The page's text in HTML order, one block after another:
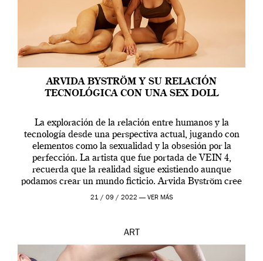
ARVIDA BYSTRÖM Y SU RELACIÓN
TECNOLÓGICA CON UNA SEX DOLL
La exploración de la relación entre humanos y la
tecnología desde una perspectiva actual, jugando con
elementos como la sexualidad y la obsesión por la
perfección. La artista que fue portada de VEIN 4,
recuerda que la realidad sigue existiendo aunque
podamos crear un mundo ficticio. Arvida Byström cree
que los humanos tienen un complejo […]
21 / 09 / 2022 — VER MÁS
ART